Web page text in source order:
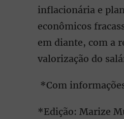
inflacionária e
econômicos
em diante, com a
valorização do
*Com
*Edição: Marize